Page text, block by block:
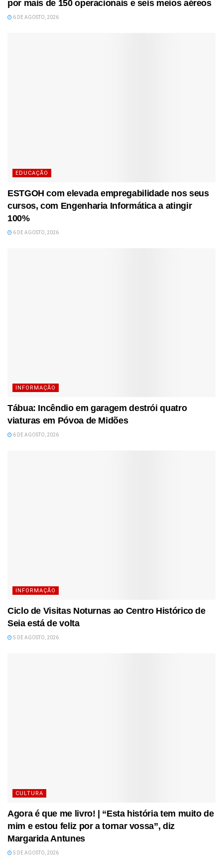
por mais de 150 operacionais e seis meios aéreos
6 DE AGOSTO, 2026
EDUCAÇÃO
ESTGOH com elevada empregabilidade nos seus
cursos, com Engenharia Informática a atingir
100%
6 DE AGOSTO, 2026
INFORMAÇÃO
Tábua: Incêndio em garagem destrói quatro
viaturas em Póvoa de Midões
6 DE AGOSTO, 2026
INFORMAÇÃO
Ciclo de Visitas Noturnas ao Centro Histórico de
Seia está de volta
5 DE AGOSTO, 2026
CULTURA
Agora é que me livro! | “Esta história tem muito de
mim e estou feliz por a tornar vossa”, diz
Margarida Antunes
5 DE AGOSTO, 2026